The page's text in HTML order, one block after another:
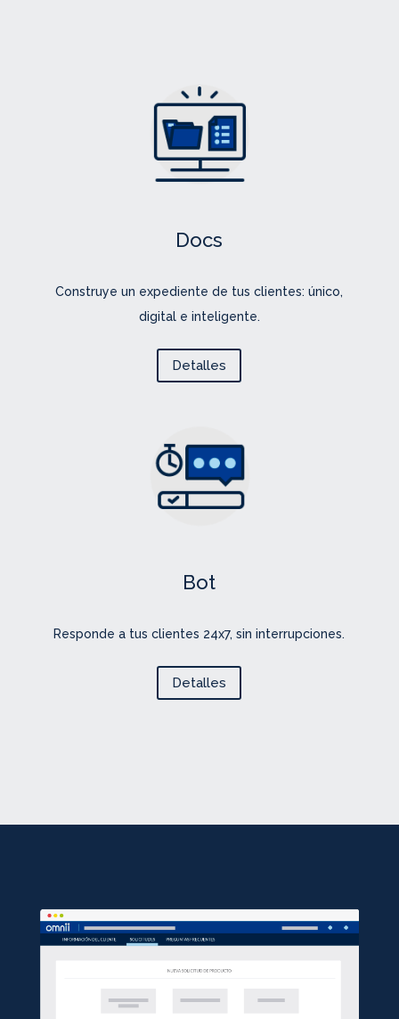
Docs
Construye un expediente de tus clientes: único,
digital e inteligente.
Detalles
Bot
Responde a tus clientes 24x7, sin interrupciones.
Detalles